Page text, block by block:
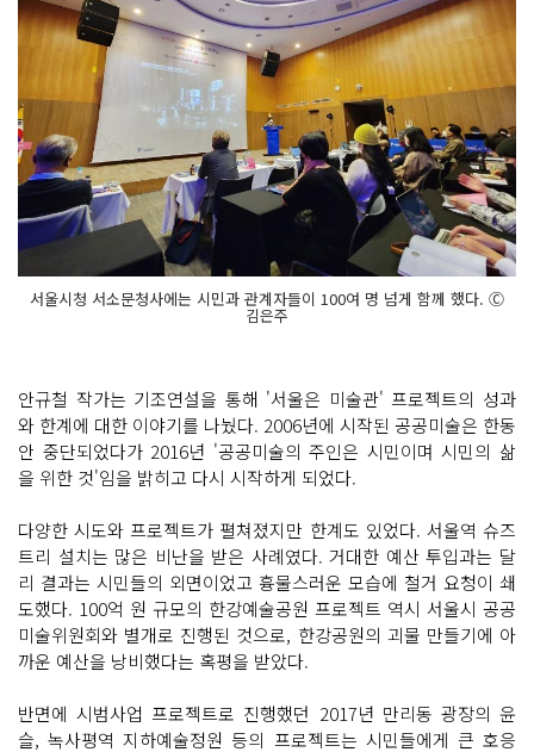
서울시청 서소문청사에는 시민과 관계자들이 100여 명 넘게 함께 했다. Ⓒ
김은주
안규철 작가는 기조연설을 통해 '서울은 미술관' 프로젝트의 성과
와 한계에 대한 이야기를 나눴다. 2006년에 시작된 공공미술은 한동
안 중단되었다가 2016년 '공공미술의 주인은 시민이며 시민의 삶
을 위한 것'임을 밝히고 다시 시작하게 되었다.
다양한 시도와 프로젝트가 펼쳐졌지만 한계도 있었다. 서울역 슈즈
트리 설치는 많은 비난을 받은 사례였다. 거대한 예산 투입과는 달
리 결과는 시민들의 외면이었고 흉물스러운 모습에 철거 요청이 쇄
도했다. 100억 원 규모의 한강예술공원 프로젝트 역시 서울시 공공
미술위원회와 별개로 진행된 것으로, 한강공원의 괴물 만들기에 아
까운 예산을 낭비했다는 혹평을 받았다.
반면에 시범사업 프로젝트로 진행했던 2017년 만리동 광장의 윤
슬, 녹사평역 지하예술정원 등의 프로젝트는 시민들에게 큰 호응